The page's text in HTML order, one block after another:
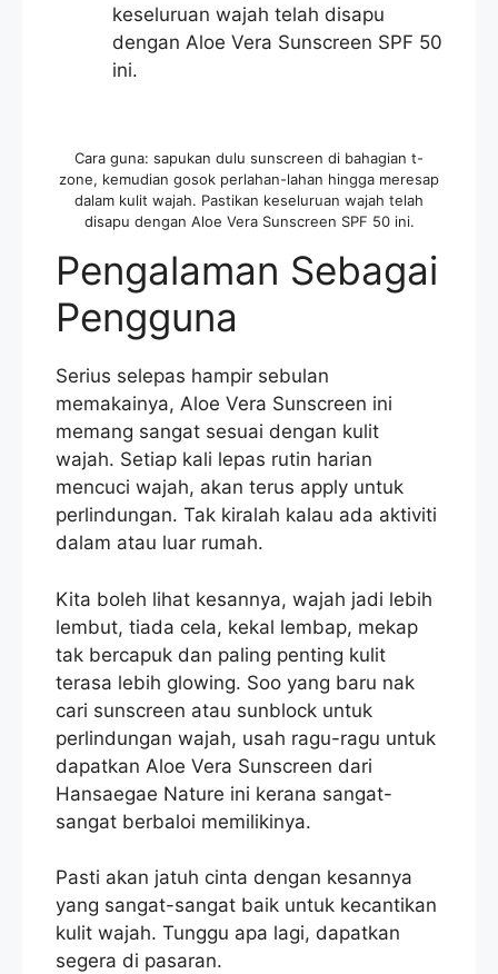
keseluruan wajah telah disapu
dengan Aloe Vera Sunscreen SPF 50
ini.
Cara guna: sapukan dulu sunscreen di bahagian t-
zone, kemudian gosok perlahan-lahan hingga meresap
dalam kulit wajah. Pastikan keseluruan wajah telah
disapu dengan Aloe Vera Sunscreen SPF 50 ini.
Pengalaman Sebagai
Pengguna
Serius selepas hampir sebulan
memakainya, Aloe Vera Sunscreen ini
memang sangat sesuai dengan kulit
wajah. Setiap kali lepas rutin harian
mencuci wajah, akan terus apply untuk
perlindungan. Tak kiralah kalau ada aktiviti
dalam atau luar rumah.
Kita boleh lihat kesannya, wajah jadi lebih
lembut, tiada cela, kekal lembap, mekap
tak bercapuk dan paling penting kulit
terasa lebih glowing. Soo yang baru nak
cari sunscreen atau sunblock untuk
perlindungan wajah, usah ragu-ragu untuk
dapatkan Aloe Vera Sunscreen dari
Hansaegae Nature ini kerana sangat-
sangat berbaloi memilikinya.
Pasti akan jatuh cinta dengan kesannya
yang sangat-sangat baik untuk kecantikan
kulit wajah. Tunggu apa lagi, dapatkan
segera di pasaran.